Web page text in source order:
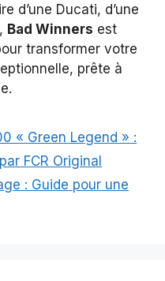
d’une Ducati, d’une
Bad Winners est
transformer votre
prête à
« Green Legend » :
FCR Original
: Guide pour une